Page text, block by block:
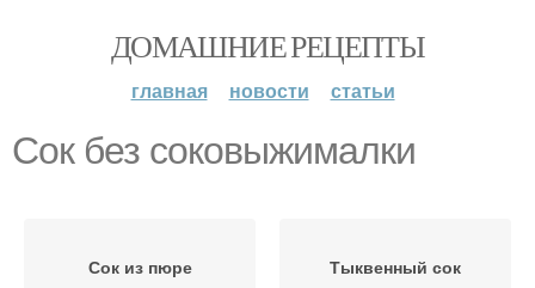
ДОМАШНИЕ РЕЦЕПТЫ
главная новости статьи
Сок без соковыжималки
Сок из пюре Тыквенный сок